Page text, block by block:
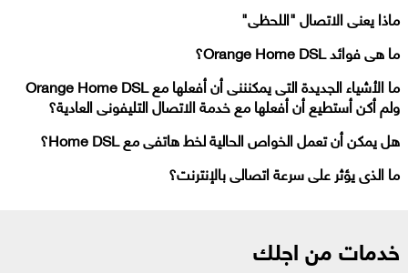
ماذا يعنى الاتصال "اللحظى"
ما هى فوائد Orange Home DSL؟
ما الأشياء الجديدة التى يمكنننى أن أفعلها مع Orange Home DSL
ولم أكن أستطيع أن أفعلها مع خدمة الاتصال التليفونى العادية؟
هل يمكن أن تعمل الخواص الحالية لخط هاتفى مع Home DSL؟
ما الذى يؤثر على سرعة اتصالى بالإنترنت؟
خدمات من اجلك